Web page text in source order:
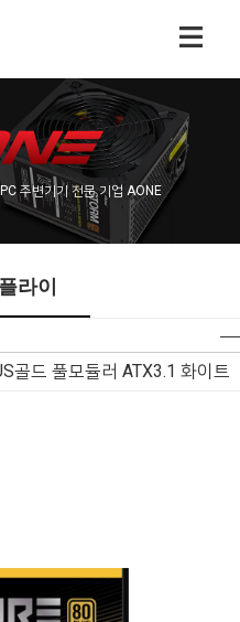
주변기기 전문 기업 AONE
라이
골드 풀모듈러 ATX3.1 화이트